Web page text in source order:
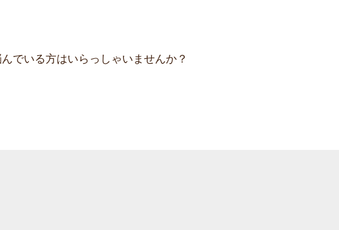
でいる方はいらっしゃいませんか？